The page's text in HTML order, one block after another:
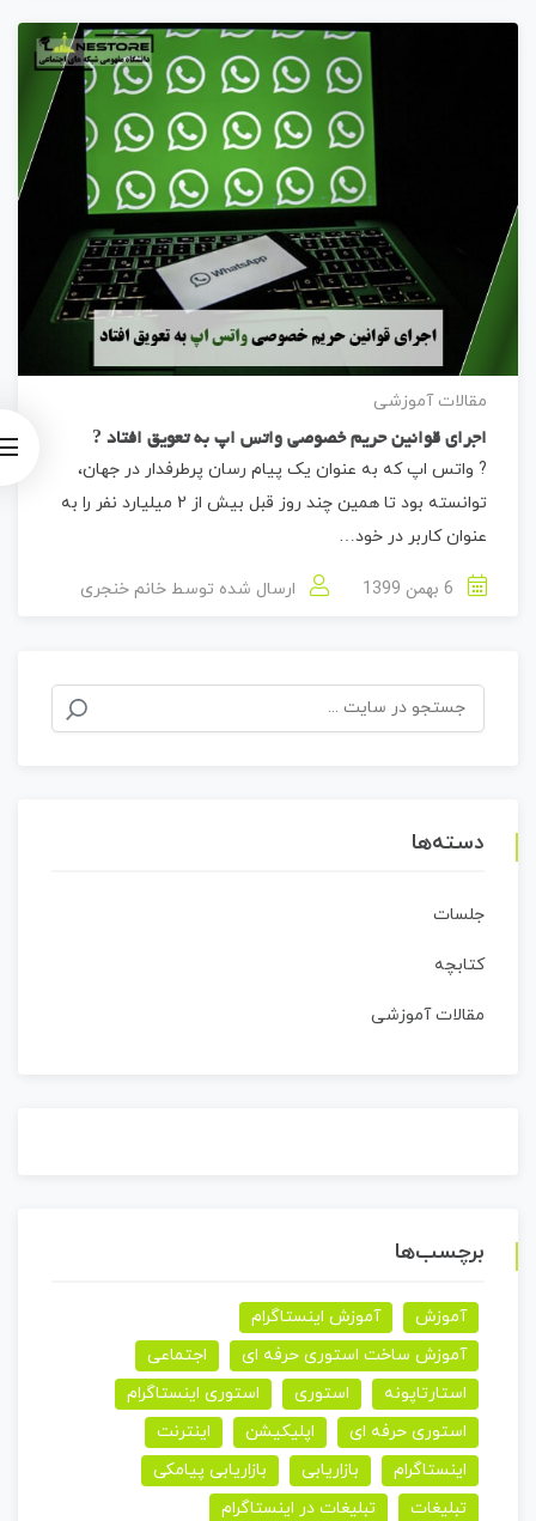
مقالات آموزشی
اجرای قوانین حریم خصوصی واتس اپ به تعویق افتاد ?
? واتس اپ که به عنوان یک پیام رسان پرطرفدار در جهان،
توانسته بود تا همین چند روز قبل بیش از 2 میلیارد نفر را به
عنوان کاربر در خود…
ارسال شده توسط خانم خنجری
جستجو
برای:
دسته‌ها
جلسات
کتابچه
مقالات آموزشی
برچسب‌ها
آموزش
آموزش اینستاگرام
آموزش ساخت استوری حرفه ای
اجتماعی
استارتاپونه
استوری
استوری اینستاگرام
استوری حرفه ای
اپلیکیشن
اینترنت
اینستاگرام
بازاریابی
بازاریابی پیامکی
تبلیغات
تبلیغات در اینستاگرام